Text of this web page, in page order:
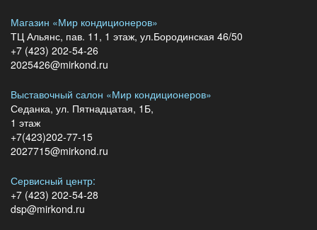
Магазин «Мир кондиционеров»
ТЦ Альянс, пав. 11, 1 этаж, ул.Бородинская 46/50
+7 (423) 202-54-26
2025426@mirkond.ru
Выставочный салон «Мир кондиционеров»
Седанка, ул. Пятнадцатая, 1Б,
1 этаж
+7(423)202-77-15
2027715@mirkond.ru
Сервисный центр:
+7 (423) 202-54-28
dsp@mirkond.ru